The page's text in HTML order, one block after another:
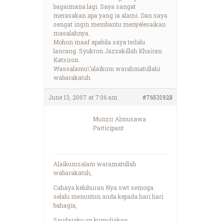
bagaimana lagi. Saya sangat
merasakan apa yang ia alami. Dan saya
sengat ingin membantu menyelesaikan
masalahnya.
Mohon maaf apabila saya terlalu
lancang. Syukron Jazzakillah Khairan
Katsiron.
Wassalamu\’alaikum warahmatullahi
wabarakatuh.
June 13, 2007 at 7:06 am #76531928
Munzir Almusawa
Participant
Alaikumsalam waramatullah
wabarakatuh,
Cahaya keluhuran Nya swt semoga
selalu menuntun anda kepada hari hari
bahagia,